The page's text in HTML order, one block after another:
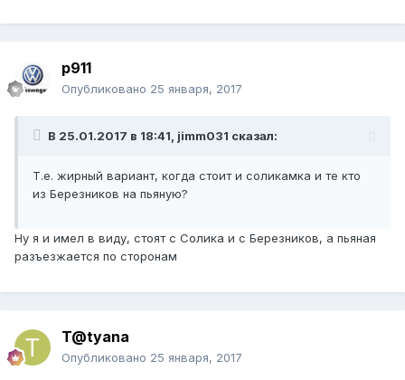
p911
Опубликовано 25 января, 2017
В 25.01.2017 в 18:41, jimm031 сказал:
Т.е. жирный вариант, когда стоит и соликамка и те кто
из Березников на пьяную?
Ну я и имел в виду, стоят с Солика и с Березников, а пьяная
разъезжается по сторонам
T@tyana
Опубликовано 25 января, 2017